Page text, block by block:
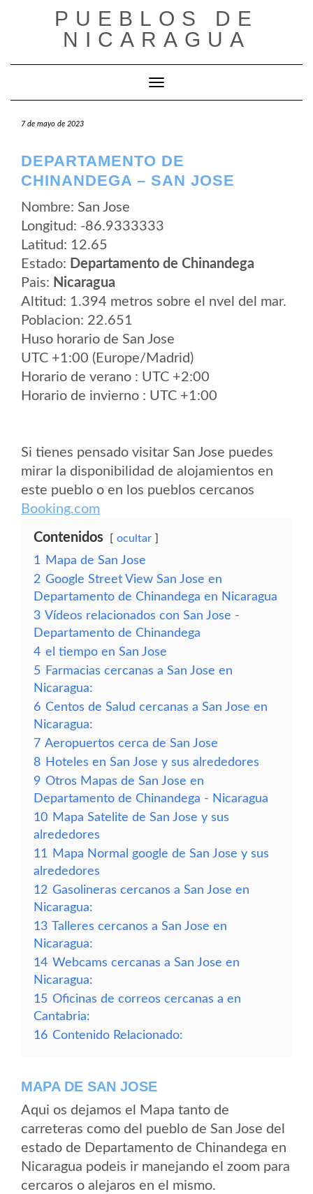
PUEBLOS DE
NICARAGUA
Cambiar modo de navegación
7 de mayo de 2023
DEPARTAMENTO DE
CHINANDEGA – SAN JOSE
Nombre: San Jose
Longitud: -86.9333333
Latitud: 12.65
Estado: Departamento de Chinandega
Pais: Nicaragua
Altitud: 1.394 metros sobre el nvel del mar.
Poblacion: 22.651
Huso horario de San Jose
UTC +1:00 (Europe/Madrid)
Horario de verano : UTC +2:00
Horario de invierno : UTC +1:00
Si tienes pensado visitar San Jose puedes
mirar la disponibilidad de alojamientos en
este pueblo o en los pueblos cercanos
Booking.com
Contenidos ocultar
1
Mapa de San Jose
2 Google Street View San Jose en
Departamento de Chinandega en Nicaragua
3 Vídeos relacionados con San Jose -
Departamento de Chinandega
4 el tiempo en San Jose
5 Farmacias cercanas a San Jose en
Nicaragua:
6 Centos de Salud cercanas a San Jose en
Nicaragua:
7 Aeropuertos cerca de San Jose
8 Hoteles en San Jose y sus alrededores
9 Otros Mapas de San Jose en
Departamento de Chinandega - Nicaragua
10 Mapa Satelite de San Jose y sus
alrededores
11
Mapa Normal google de San Jose y sus
alrededores
12 Gasolineras cercanos a San Jose en
Nicaragua:
13 Talleres cercanos a San Jose en
Nicaragua:
14 Webcams cercanas a San Jose en
Nicaragua:
15 Oficinas de correos cercanas a en
Cantabria:
16 Contenido Relacionado:
MAPA DE SAN JOSE
Aqui os dejamos el Mapa tanto de
carreteras como del pueblo de San Jose del
estado de Departamento de Chinandega en
Nicaragua podeis ir manejando el zoom para
cercaros o alejaros en el mismo.